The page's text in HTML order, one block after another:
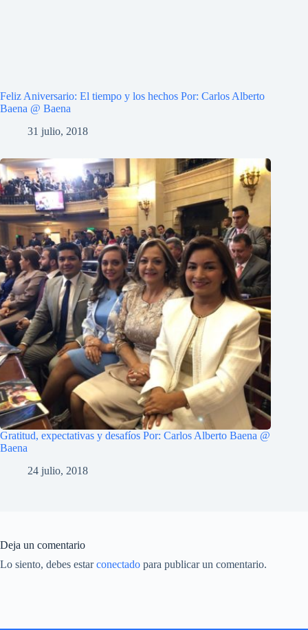
Feliz Aniversario: El tiempo y los hechos Por: Carlos Alberto
Baena @ Baena
31 julio, 2018
Gratitud, expectativas y desafíos Por: Carlos Alberto Baena @
Baena
24 julio, 2018
Deja un comentario
Lo siento, debes estarconectado para publicar un comentario.